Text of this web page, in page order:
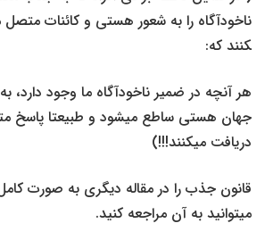
کنند که:
هر آنچه در ضمیر ناخودآگاه ما وجود دارد،
جهان هستی ساطع می­شود و طبیعتا پاسخ
دریافت می­کنند!!!)
قانون جذب را در مقاله دیگری به صورت
می­توانید به آن مراجعه کنید.